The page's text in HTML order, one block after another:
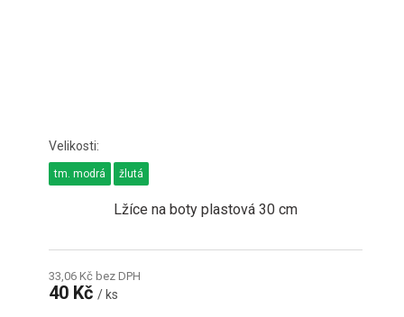
Lžíce na boty plastová 30 cm
33,06 Kč bez DPH
40 Kč/ ks
tm. modrá žlutá